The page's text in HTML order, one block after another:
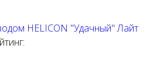
HELICON "Удачный" Лайт